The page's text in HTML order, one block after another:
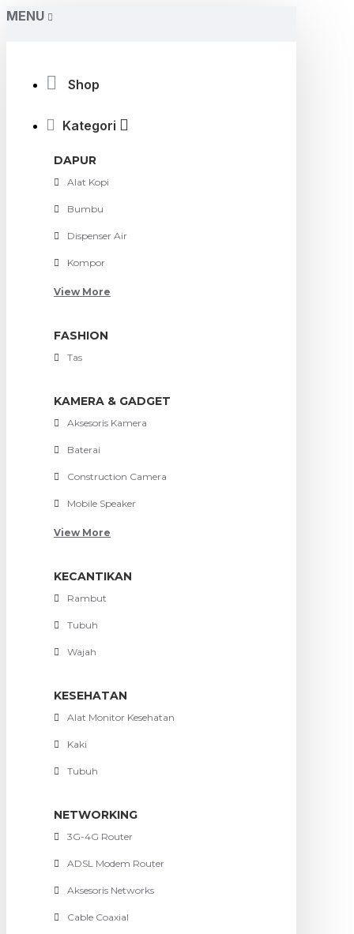
MENU
Shop
Kategori
DAPUR
Alat Kopi
Bumbu
Dispenser Air
Kompor
View More
FASHION
Tas
KAMERA & GADGET
Aksesoris Kamera
Baterai
Construction Camera
Mobile Speaker
View More
KECANTIKAN
Rambut
Tubuh
Wajah
KESEHATAN
Alat Monitor Kesehatan
Kaki
Tubuh
NETWORKING
3G-4G Router
ADSL Modem Router
Aksesoris Networks
Cable Coaxial